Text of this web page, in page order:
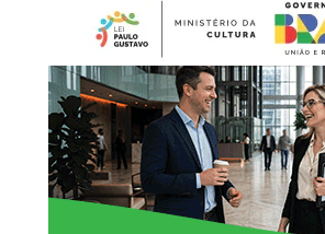
ainda recompensa
prestigia as
município. E o
mês mostra que
chances de ganhar.
participar e pedir o